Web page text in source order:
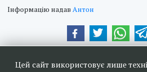
Інформацію надав Антон
Цей сайт використовує лише